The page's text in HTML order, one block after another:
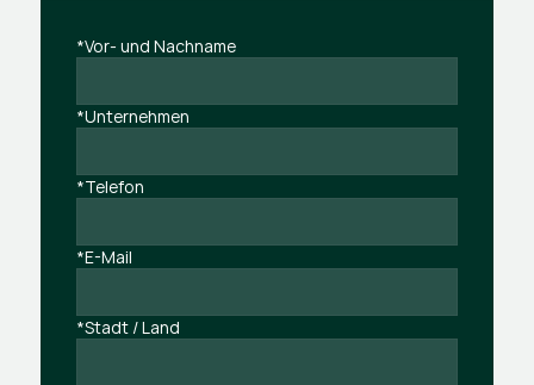
*Vor- und Nachname
*Unternehmen
*Telefon
*E-Mail
*Stadt / Land